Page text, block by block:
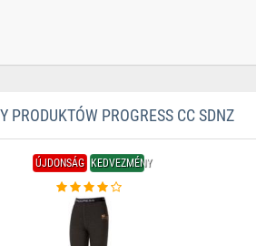
PRODUKTÓW PROGRESS CC SDNZ
ÚJDONSÁG KEDVEZMÉNY